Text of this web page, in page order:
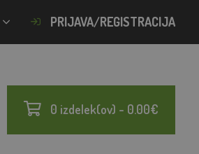
PRIJAVA/REGISTRACIJA
0 izdelek(ov) - 0.00€